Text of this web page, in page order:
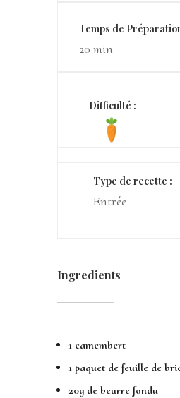
Temps de
20 min
Difficulté :
Type de recette :
Entrée
Ingredients
1 camembert
1 paquet de feuille de
20g de beurre fondu